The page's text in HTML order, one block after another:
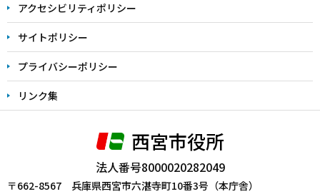
アクセシビリティポリシー
サイトポリシー
プライバシーポリシー
リンク集
西宮市役所
法人番号8000020282049
〒662-8567 兵庫県西宮市六湛寺町10番3号（本庁舎）